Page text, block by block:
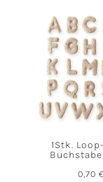
1Stk.
0,70